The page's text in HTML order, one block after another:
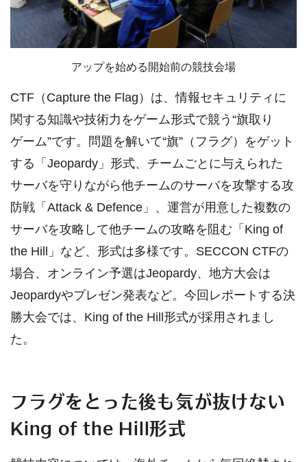
アップを始める開始前の競技会場
CTF（Capture the Flag）は、情報セキュリティに
関する知識や技術力をゲーム形式で競う“旗取り
ゲーム”です。問題を解いて“旗”（フラグ）をゲット
する「Jeopardy」形式、チームごとに与えられた
サーバを守りながら他チームのサーバを攻撃する攻
防戦「Attack & Defence」、運営が用意した複数の
サーバを攻略して他チームの攻略を阻む「King of
the Hill」など、形式は多様です。SECCON CTFの
場合、オンライン予選はJeopardy、地方大会は
Jeopardyやプレゼン発表など。今回レポートする決
勝大会では、King of the Hill形式が採用されまし
た。
フラグをとった後も気が抜けない
King of the Hill形式